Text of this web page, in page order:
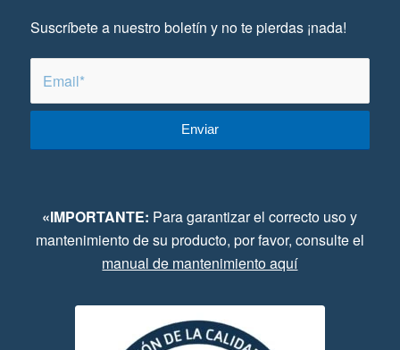
Suscríbete a nuestro boletín y no te pierdas ¡nada!
«IMPORTANTE: Para garantizar el correcto uso y
mantenimiento de su producto, por favor, consulte el
manual de mantenimiento aquí